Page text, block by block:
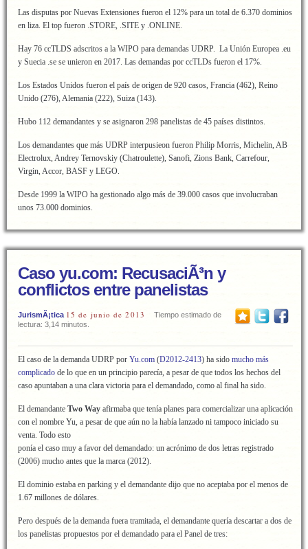
Las disputas por Nuevas Extensiones fueron el 12% para un total de 6.370 dominios
en liza. El top fueron .STORE, .SITE y .ONLINE.
Hay 76 ccTLDS adscritos a la WIPO para demandas UDRP. La Unión Europea .eu
y Suecia .se se unieron en 2017. Las demandas por ccTLDs fueron el 17%.
Los Estados Unidos fueron el país de origen de 920 casos, Francia (462), Reino
Unido (276), Alemania (222), Suiza (143).
Hubo 112 demandantes y se asignaron 298 panelistas de 45 países distintos.
Los demandantes que más UDRP interpusieon fueron Philip Morris, Michelin, AB
Electrolux, Andrey Ternovskiy (Chatroulette), Sanofi, Zions Bank, Carrefour,
Virgin, Accor, BASF y LEGO.
Desde 1999 la WIPO ha gestionado algo más de 39.000 casos que involucraban
unos 73.000 dominios.
Caso yu.com: RecusaciÃ³n y
conflictos entre panelistas
JurismÃ¡tica 15 de junio de 2013
Tiempo estimado de
lectura: 3,14 minutos.
El caso de la demanda UDRP por Yu.com (D2012-2413) ha sido mucho más
complicado de lo que en un principio parecía, a pesar de que todos los hechos del
caso apuntaban a una clara victoria para el demandado, como al final ha sido.
El demandante Two Way afirmaba que tenía planes para comercializar una aplicación
con el nombre Yu, a pesar de que aún no la había lanzado ni tampoco iniciado su
venta. Todo esto
ponía el caso muy a favor del demandado: un acrónimo de dos letras registrado
(2006) mucho antes que la marca (2012).
El dominio estaba en parking y el demandante dijo que no aceptaba por el menos de
1.67 millones de dólares.
Pero después de la demanda fuera tramitada, el demandante quería descartar a dos de
los panelistas propuestos por el demandado para el Panel de tres: